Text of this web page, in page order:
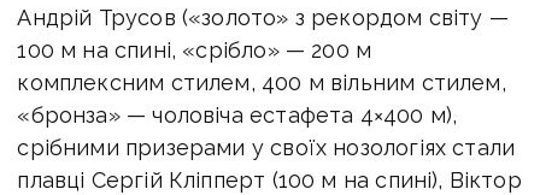
Андрій Трусов («золото» з рекордом світу —
100 м на спині, «срібло» — 200 м
комплексним стилем, 400 м вільним стилем,
«бронза» — чоловіча естафета 4×400 м),
срібними призерами у своїх нозологіях стали
плавці Сергій Кліпперт (100 м на спині), Віктор